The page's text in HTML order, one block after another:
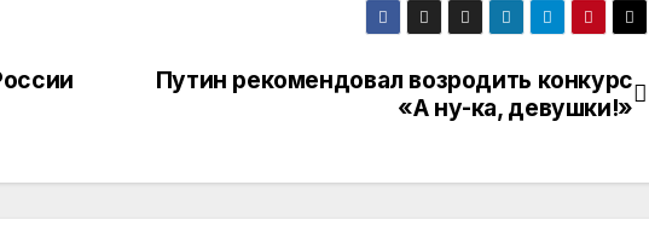
Путин рекомендовал возродить конкурс
«А ну-ка, девушки!»